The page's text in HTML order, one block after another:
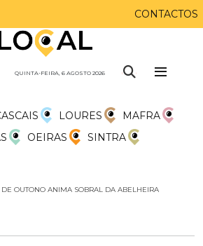
CONTACTOS
QUINTA-FEIRA, 6 AGOSTO 2026
LOURES
MAFRA
OEIRAS SINTRA
DE OUTONO ANIMA SOBRAL DA ABELHEIRA